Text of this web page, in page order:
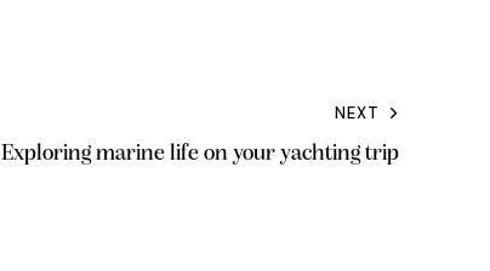
NEXT
Exploring marine life on your yachting trip